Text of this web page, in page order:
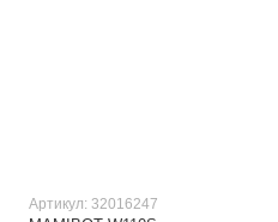
Артикул: 32016247